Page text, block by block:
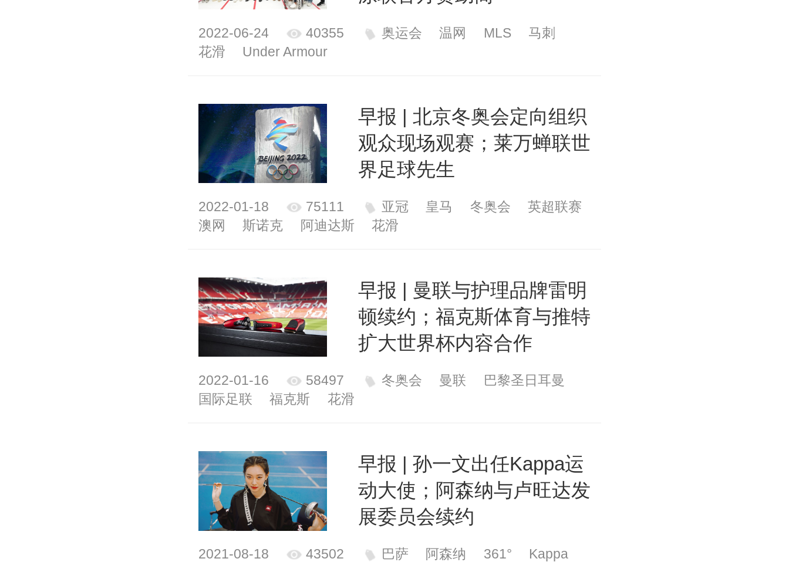
2022-06-24 40355 奥运会 温网 MLS
马刺
花滑
Under Armour
早报 | 北京冬奥会定向组织
观众现场观赛；莱万蝉联世
界足球先生
2022-01-18 75111 亚冠 皇马 冬奥会
英超联赛
澳网
斯诺克 阿迪达斯 花滑
早报 | 曼联与护理品牌雷明
顿续约；福克斯体育与推特
扩大世界杯内容合作
2022-01-16 58497 冬奥会 曼联
巴黎圣日耳曼
国际足联
福克斯 花滑
早报 | 孙一文出任Kappa运
动大使；阿森纳与卢旺达发
展委员会续约
2021-08-18 43502 巴萨 阿森纳 361°
Kappa